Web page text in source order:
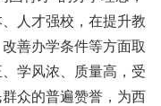
人才强校，在提升教
善办学条件等方面取
学风浓、质量高，受
众的普遍赞誉，为西